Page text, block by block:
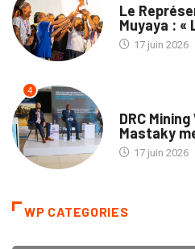
Le
Muyaya : «
17 juin 2026
4
DRC
Mastaky
17 juin 2026
WP CATEGORIES